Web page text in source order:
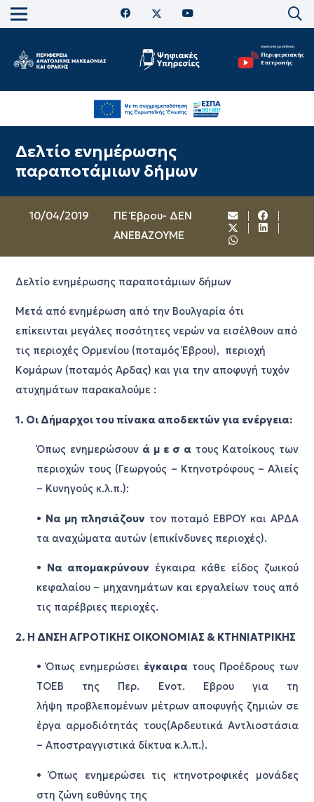
Δελτίο ενημέρωσης
παραποτάμιων δήμων
10/04/2019
ΠΕ Έβρου- ΔΕΝ
ΑΝΕΒΑΖΟΥΜΕ
Δελτίο ενημέρωσης παραποτάμιων δήμων
Μετά από ενημέρωση από την Βουλγαρία ότι
επίκεινται μεγάλες ποσότητες νερών να εισέλθουν από
τις περιοχές Ορμενίου (ποταμός Έβρου), περιοχή
Κομάρων (ποταμός Αρδας) και για την αποφυγή τυχόν
ατυχημάτων παρακαλούμε :
1. Οι Δήμαρχοι του πίνακα αποδεκτών για ενέργεια:
Όπως ενημερώσουν ά μ ε σ ατους Κατοίκους των
περιοχών τους (Γεωργούς – Κτηνοτρόφους – Αλιείς
– Κυνηγούς κ.λ.π.):
• Να μη πλησιάζουν τον ποταμό ΕΒΡΟΥ και ΑΡΔΑ
τα αναχώματα αυτών (επικίνδυνες περιοχές).
• Να απομακρύνουν έγκαιρα κάθε είδος ζωικού
κεφαλαίου – μηχανημάτων και εργαλείων τους από
τις παρέβριες περιοχές.
2. Η ΔΝΣΗ ΑΓΡΟΤΙΚΗΣ ΟΙΚΟΝΟΜΙΑΣ & ΚΤΗΝΙΑΤΡΙΚΗΣ
• Όπως ενημερώσει έγκαιρα τους Προέδρους των
ΤΟΕΒ της Περ. Ενοτ. Εβρου για τη
λήψη προβλεπομένων μέτρων αποφυγής ζημιών σε
έργα αρμοδιότητάς τους(Αρδευτικά Αντλιοστάσια
– Αποστραγγιστικά δίκτυα κ.λ.π.).
• Όπως ενημερώσει τις κτηνοτροφικές μονάδες
στη ζώνη ευθύνης της